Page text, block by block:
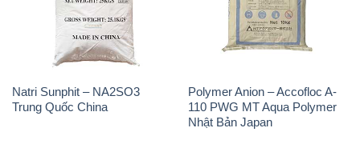
Natri Sunphit – NA2SO3
Trung Quốc China
Polymer Anion – Accofloc A-
110 PWG MT Aqua Polymer
Nhật Bản Japan